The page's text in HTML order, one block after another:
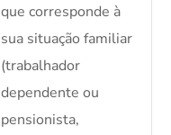
que corresponde à
sua situação familiar
(trabalhador
dependente ou
pensionista,